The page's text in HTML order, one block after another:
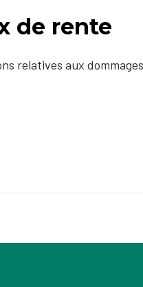
de rente
relatives aux